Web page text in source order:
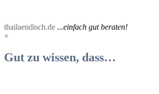
thailaendisch.de ...einfach gut beraten!
×
Gut zu wissen, dass…